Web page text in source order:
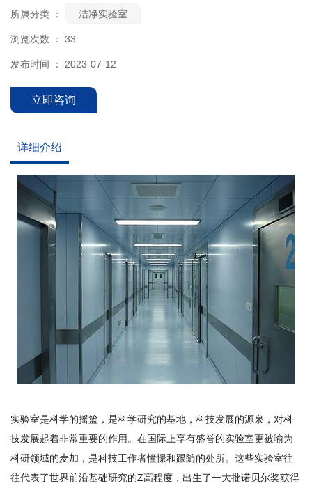
所属分类 ： 洁净实验室
浏览次数 ： 33
发布时间 ： 2023-07-12
立即咨询
详细介绍
实验室是科学的摇篮，是科学研究的基地，科技发展的源泉，对科
技发展起着非常重要的作用。在国际上享有盛誉的实验室更被喻为
科研领域的麦加，是科技工作者憧憬和跟随的处所。这些实验室往
往代表了世界前沿基础研究的Z高程度，出生了一大批诺贝尔奖获得